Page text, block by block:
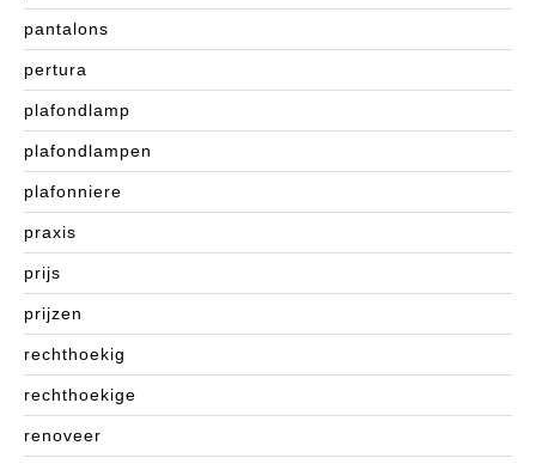
pantalons
pertura
plafondlamp
plafondlampen
plafonniere
praxis
prijs
prijzen
rechthoekig
rechthoekige
renoveer